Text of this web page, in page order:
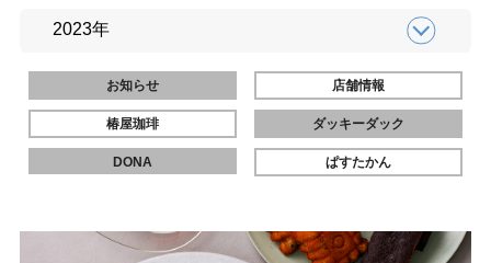
お知らせ 店舗情報
椿屋珈琲 ダッキーダック
DONA ぱすたかん